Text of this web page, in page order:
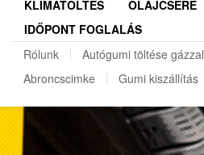
REGISZTRÁCIÓ
KLÍMATÖLTÉS
OLAJCSERE
IDŐPONT FOGLALÁS
Rólunk
Autógumi töltése gázzal
Abroncscimke
Gumi kiszállítás